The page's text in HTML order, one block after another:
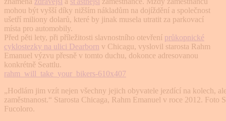
mohou být vyšší díky nižším nákladům na dojíždění a společnost
ušetří miliony dolarů, které by jinak musela utratit za parkovací
místa pro automobily.
Před pěti lety, při příležitosti slavnostního otevření průkopnické
cyklostezky na ulici Dearborn v Chicagu, vyslovil starosta Rahm
Emanuel výzvu přesně v tomto duchu, dokonce adresovanou
konkrétně Seattlu.
„Hodlám jim vzít nejen všechny jejich obyvatele jezdící na kolech,
zaměstnanost.“ Starosta Chicaga, Rahm Emanuel v roce 2012. Foto
Fucoloro.